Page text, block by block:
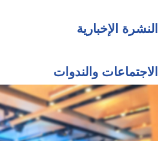
النشرة الإخبارية
الاجتماعات والندوات